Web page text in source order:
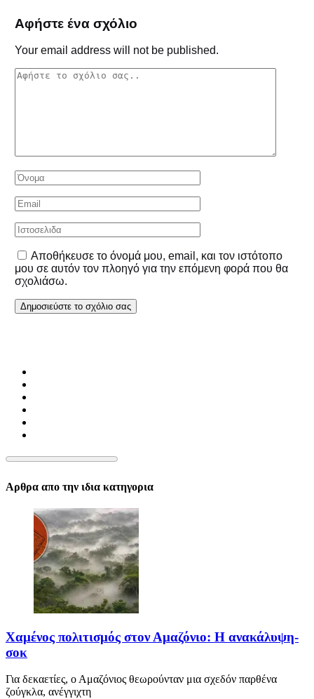
Αφήστε ένα σχόλιο
Your email address will not be published.
Αποθήκευσε το όνομά μου, email, και τον ιστότοπο
μου σε αυτόν τον πλοηγό για την επόμενη φορά που θα
σχολιάσω.
Αρθρα απο την ιδια κατηγορια
Χαμένος πολιτισμός στον Αμαζόνιο: Η ανακάλυψη-
σοκ
Για δεκαετίες, ο Αμαζόνιος θεωρούνταν μια σχεδόν παρθένα
ζούγκλα, ανέγγιχτη